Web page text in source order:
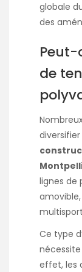
globale
des
de
lignes de
Ce type
effet, les